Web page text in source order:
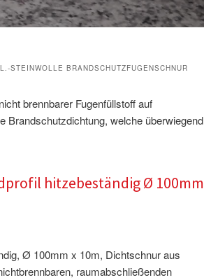
STEINWOLLE BRANDSCHUTZFUGENSCHNUR
brennbarer Fugenfüllstoff auf
Brandschutzdichtung, welche überwiegend
hitzebeständig Ø 100mm
Ø 100mm x 10m, Dichtschnur aus
raumabschließenden